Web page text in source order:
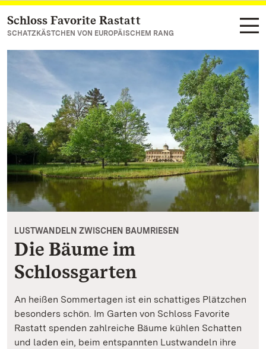
Zum Hauptinhalt springen
Schloss Favorite Rastatt
SCHATZKÄSTCHEN VON EUROPÄISCHEM RANG
LUSTWANDELN ZWISCHEN BAUMRIESEN
Die Bäume im
Schlossgarten
An heißen Sommertagen ist ein schattiges Plätzchen
besonders schön. Im Garten von Schloss Favorite
Rastatt spenden zahlreiche Bäume kühlen Schatten
und laden ein, beim entspannten Lustwandeln ihre